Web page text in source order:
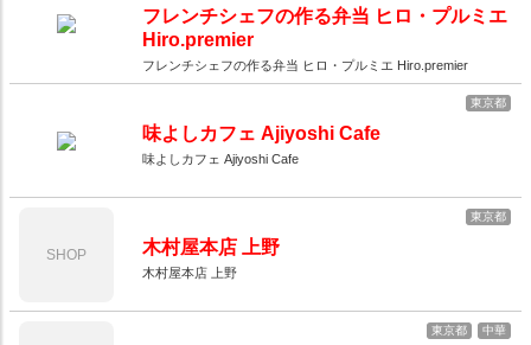
フレンチシェフの作る弁当 ヒロ・プルミエ
Hiro.premier
フレンチシェフの作る弁当 ヒロ・プルミエ Hiro.premier
東京都
味よしカフェ Ajiyoshi Cafe
味よしカフェ Ajiyoshi Cafe
SHOP
東京都
木村屋本店 上野
木村屋本店 上野
東京都 中華